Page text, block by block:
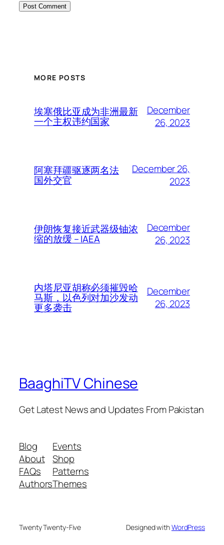
MORE POSTS
埃塞俄比亚成为非洲最新
一个主权违约国家
December
26, 2023
阿塞拜疆驱逐两名法
国外交官
December 26,
2023
伊朗恢复接近武器级铀浓
缩的放缓 – IAEA
December
26, 2023
内塔尼亚胡称必须摧毁哈
马斯，以色列对加沙发动
更多袭击
December
26, 2023
BaaghiTV Chinese
Get Latest News and Updates From Pakistan
Blog
About
FAQs
Authors
Events
Shop
Patterns
Themes
Twenty Twenty-Five Designed withWordPress